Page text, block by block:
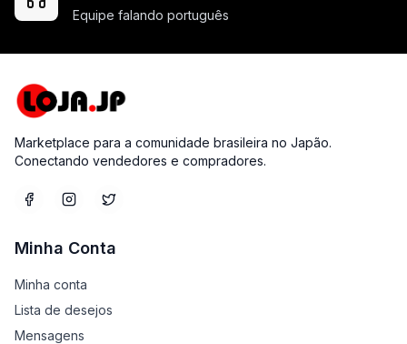
Equipe falando português
Marketplace para a comunidade brasileira no Japão.
Conectando vendedores e compradores.
Minha Conta
Minha conta
Lista de desejos
Mensagens